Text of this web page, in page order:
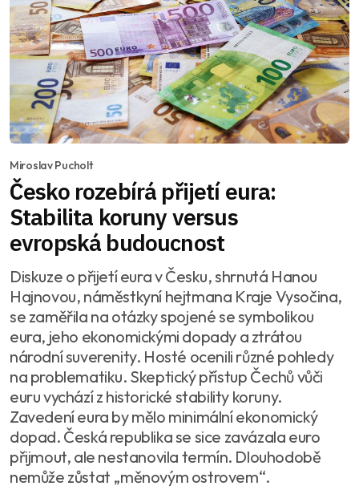
Miroslav Pucholt
Česko rozebírá přijetí eura:
Stabilita koruny versus
evropská budoucnost
Diskuze o přijetí eura v Česku, shrnutá Hanou
Hajnovou, náměstkyní hejtmana Kraje Vysočina,
se zaměřila na otázky spojené se symbolikou
eura, jeho ekonomickými dopady a ztrátou
národní suverenity. Hosté ocenili různé pohledy
na problematiku. Skeptický přístup Čechů vůči
euru vychází z historické stability koruny.
Zavedení eura by mělo minimální ekonomický
dopad. Česká republika se sice zavázala euro
přijmout, ale nestanovila termín. Dlouhodobě
nemůže zůstat „měnovým ostrovem“.